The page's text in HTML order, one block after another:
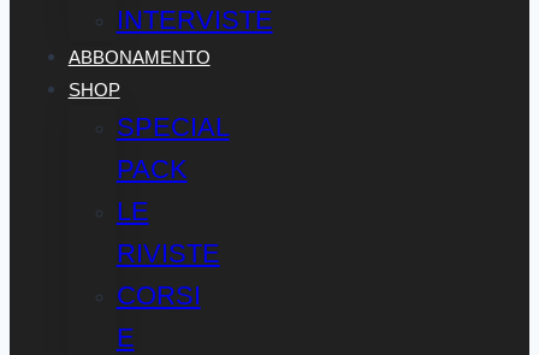
INTERVISTE
ABBONAMENTO
SHOP
SPECIAL
PACK
LE
RIVISTE
CORSI
E